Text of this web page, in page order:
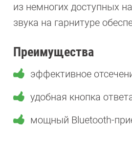
из немногих доступных
звука на гарнитуре
Преимущества
эффективное
удобная кнопка
мощный Bluetooth-